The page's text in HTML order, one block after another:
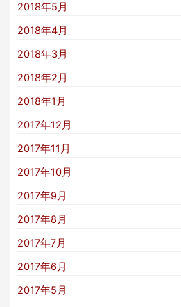
2018年5月
2018年4月
2018年3月
2018年2月
2018年1月
2017年12月
2017年11月
2017年10月
2017年9月
2017年8月
2017年7月
2017年6月
2017年5月